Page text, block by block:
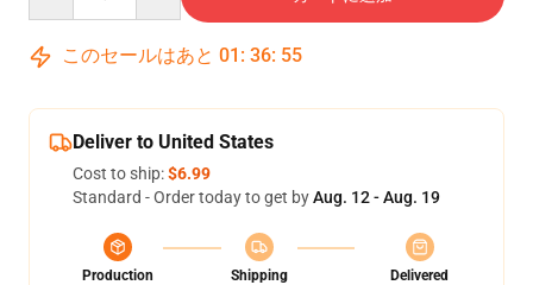
このセールはあと 01 : 36: 54
Deliver to United States
Cost to ship:$6.99
Standard - Order today to get byAug. 12 - Aug. 19
Production
Shipping
Delivered